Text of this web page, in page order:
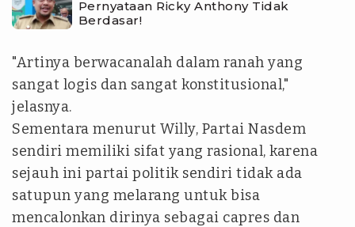
Pernyataan Ricky Anthony Tidak
Berdasar!
"Artinya berwacanalah dalam ranah yang
sangat logis dan sangat konstitusional,"
jelasnya.
Sementara menurut Willy, Partai Nasdem
sendiri memiliki sifat yang rasional, karena
sejauh ini partai politik sendiri tidak ada
satupun yang melarang untuk bisa
mencalonkan dirinya sebagai capres dan